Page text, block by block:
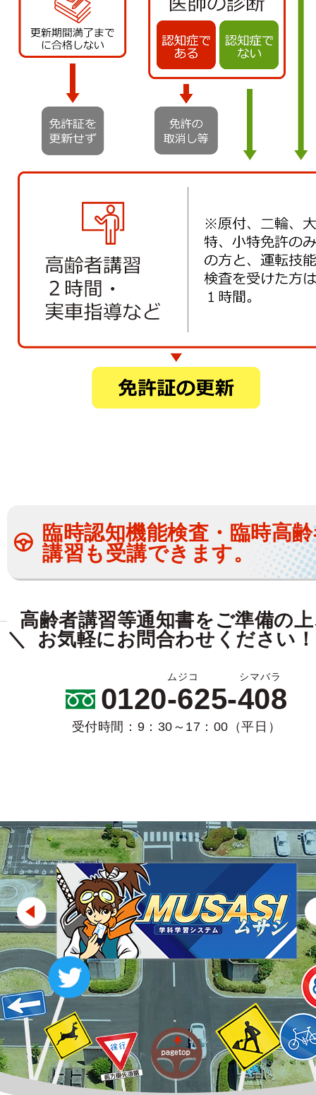
臨時認知機能検査・臨時高
講習も受講できます。
高齢者講習等通知書をご準備の
お気軽にお問合わせください！
0120-625-408
受付時間：9：30～17：00（平日）